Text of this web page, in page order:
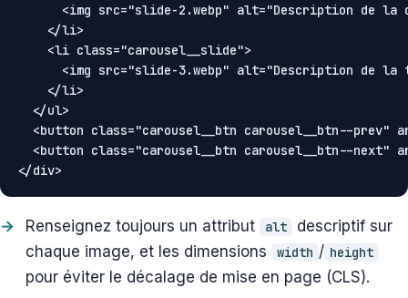
<img src="slide-2.webp" alt="Description de la
    </li>
    <li class="carousel__slide">
<img src="slide-3.webp" alt="Description de la
    </li>
  </ul>
<button class="carousel__btn carousel__btn--prev"
<button class="carousel__btn carousel__btn--next"
</div>
Renseignez toujours un attribut alt
descriptif sur
chaque image, et les dimensions
width / height
pour éviter le décalage de mise en page (CLS).